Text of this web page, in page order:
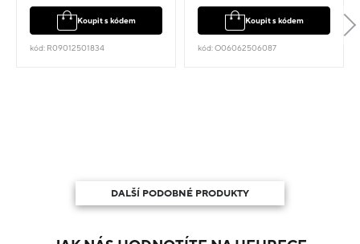
Koupit s kódem
kód: R09012501834
Koupit s kódem
kód: O06062506087
DALŠÍ PODOBNÉ PRODUKTY